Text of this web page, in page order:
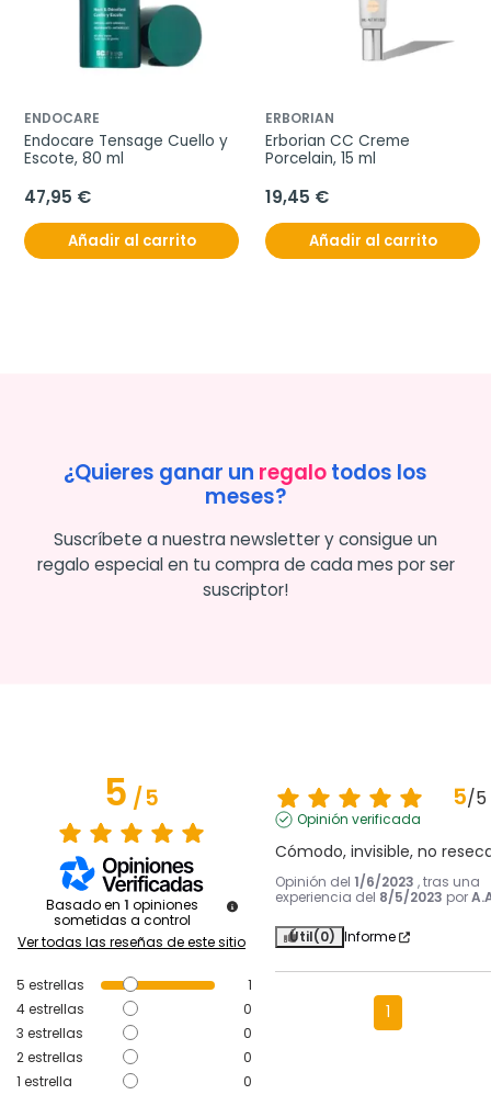
ENDOCARE
Endocare Tensage Cuello y
Escote, 80 ml
47,95 €
Añadir al carrito
ERBORIAN
Erborian CC Creme
Porcelain, 15 ml
19,45 €
Añadir al carrito
¿Quieres ganar un regalotodos los
meses?
Suscríbete a nuestra newsletter y consigue un
regalo especial en tu compra de cada mes por ser
suscriptor!
5/5
Basado en 1 opiniones
sometidas a control
Ver todas las reseñas de este sitio
5 estrellas
1
4estrellas
0
3 estrellas
0
2estrellas
0
1 estrella 0
5/5
Opinión verificada
Cómodo, invisible, no
Opinión del 1/6/2023 , tras una
experiencia del 8/5/2023 por
Útil(0) Informe
1